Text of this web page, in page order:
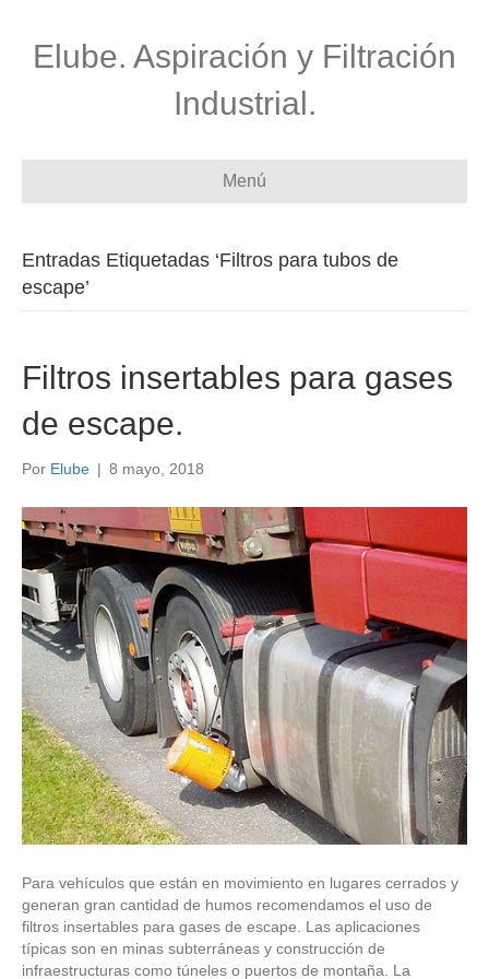
Elube. Aspiración y Filtración
Industrial.
Menú
Entradas Etiquetadas ‘Filtros para tubos de
escape’
Filtros insertables para gases
de escape.
Por Elube | 8 mayo, 2018
Para vehículos que están en movimiento en lugares cerrados y
generan gran cantidad de humos recomendamos el uso de
filtros insertables para gases de escape. Las aplicaciones
típicas son en minas subterráneas y construcción de
infraestructuras como túneles o puertos de montaña. La